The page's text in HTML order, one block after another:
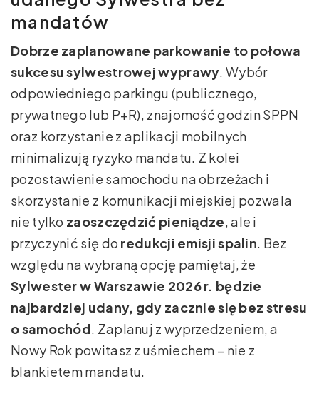
mandatów
Dobrze zaplanowane parkowanie to połowa
sukcesu sylwestrowej wyprawy. Wybór
odpowiedniego parkingu (publicznego,
prywatnego lub P+R), znajomość godzin SPPN
oraz korzystanie z aplikacji mobilnych
minimalizują ryzyko mandatu. Z kolei
pozostawienie samochodu na obrzeżach i
skorzystanie z komunikacji miejskiej pozwala
nie tylko zaoszczędzić pieniądze, ale i
przyczynić się do redukcji emisji spalin. Bez
względu na wybraną opcję pamiętaj, że
Sylwester w Warszawie 2026 r. będzie
najbardziej udany, gdy zacznie się bez stresu
o samochód. Zaplanuj z wyprzedzeniem, a
Nowy Rok powitasz z uśmiechem – nie z
blankietem mandatu.